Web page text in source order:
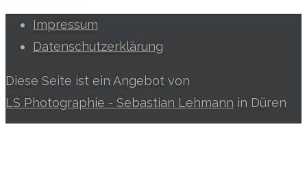
Impressum
Datenschutzerklärung
Diese Seite ist ein Angebot von
LS Photographie - Sebastian Lehmann in Düren